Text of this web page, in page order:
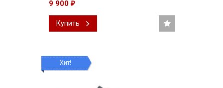
9 900 ₽
Купить
Хит!